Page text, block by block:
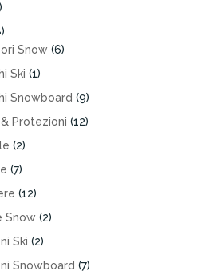
Snow (6)
Ski (1)
Snowboard (9)
Protezioni (12)
(2)
(7)
(12)
Snow (2)
Ski (2)
Snowboard (7)